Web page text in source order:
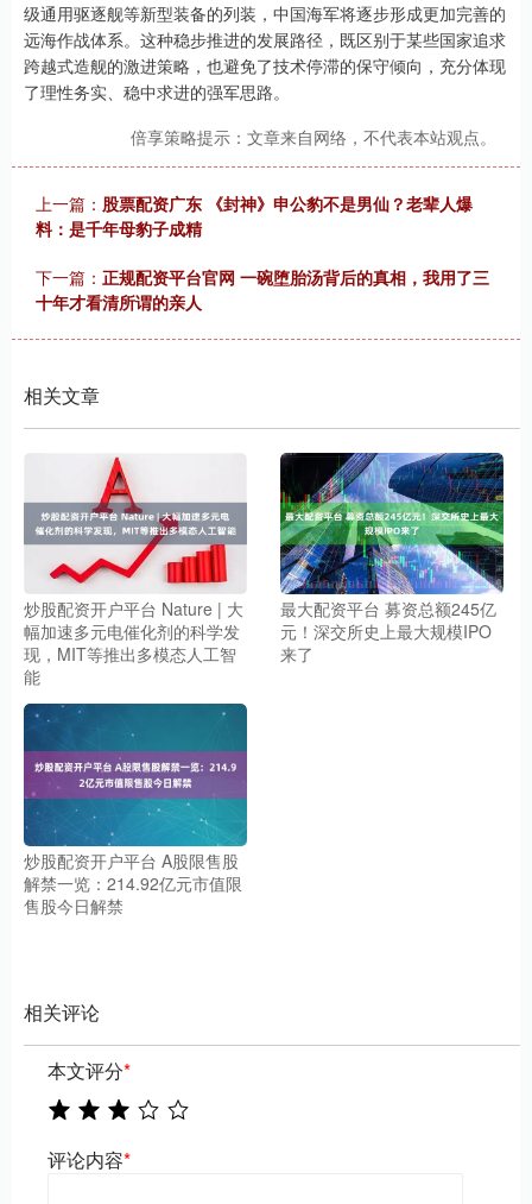
级通用驱逐舰等新型装备的列装，中国海军将逐步形成更加完善的
远海作战体系。这种稳步推进的发展路径，既区别于某些国家追求
跨越式造舰的激进策略，也避免了技术停滞的保守倾向，充分体现
了理性务实、稳中求进的强军思路。
倍享策略提示：文章来自网络，不代表本站观点。
上一篇： 股票配资广东 《封神》申公豹不是男仙？老辈人爆
料：是千年母豹子成精
下一篇： 正规配资平台官网 一碗堕胎汤背后的真相，我用了三
十年才看清所谓的亲人
相关文章
炒股配资开户平台 Nature | 大
幅加速多元电催化剂的科学发
现，MIT等推出多模态人工智
能
最大配资平台 募资总额245亿
元！深交所史上最大规模IPO
来了
炒股配资开户平台 A股限售股
解禁一览：214.92亿元市值限
售股今日解禁
相关评论
本文评分*
评论内容*